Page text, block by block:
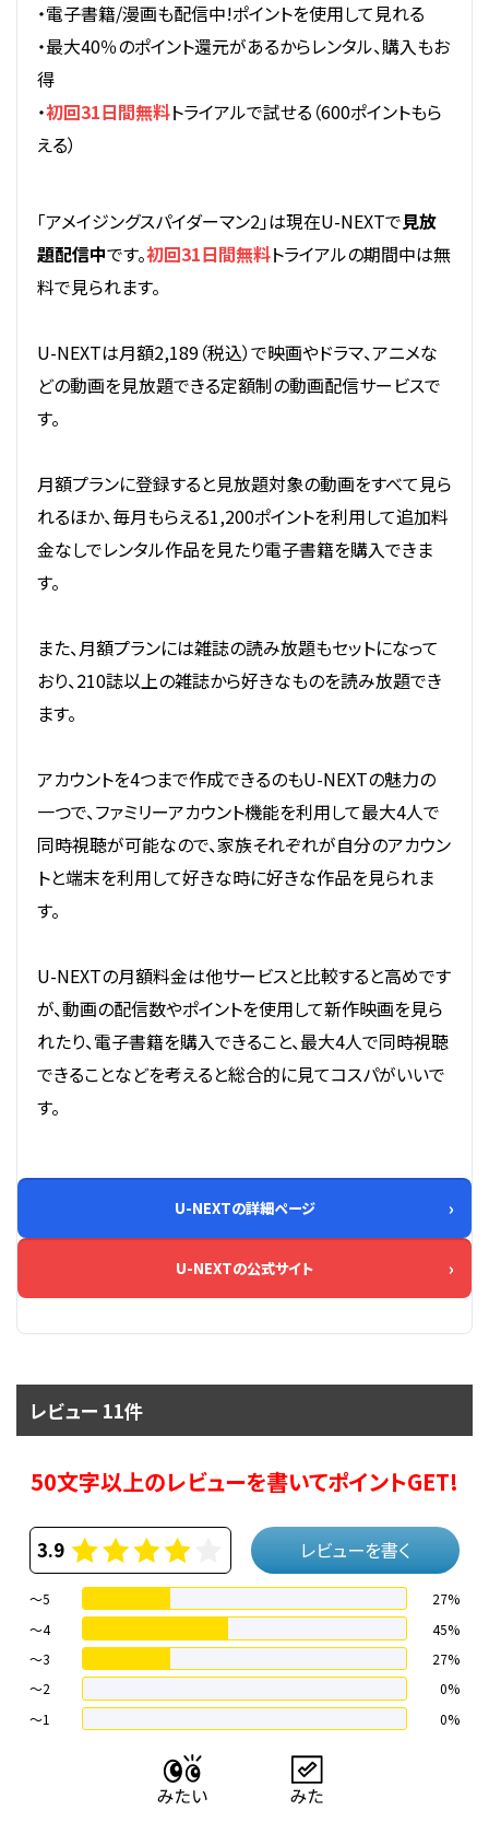
・電子書籍/漫画も配信中!ポイントを使用して見れる
・最大40％のポイント還元があるからレンタル、購入もお
得
・初回31日間無料トライアルで試せる（600ポイントもら
える）
「アメイジングスパイダーマン2」は現在U-NEXTで見放
題配信中です。初回31日間無料トライアルの期間中は無
料で見られます。
U-NEXTは月額2,189（税込）で映画やドラマ、アニメな
どの動画を見放題できる定額制の動画配信サービスで
す。
月額プランに登録すると見放題対象の動画をすべて見ら
れるほか、毎月もらえる1,200ポイントを利用して追加料
金なしでレンタル作品を見たり電子書籍を購入できま
す。
また、月額プランには雑誌の読み放題もセットになって
おり、210誌以上の雑誌から好きなものを読み放題でき
ます。
アカウントを4つまで作成できるのもU-NEXTの魅力の
一つで、ファミリーアカウント機能を利用して最大4人で
同時視聴が可能なので、家族それぞれが自分のアカウン
トと端末を利用して好きな時に好きな作品を見られま
す。
U-NEXTの月額料金は他サービスと比較すると高めです
が、動画の配信数やポイントを使用して新作映画を見ら
れたり、電子書籍を購入できること、最大4人で同時視聴
できることなどを考えると総合的に見てコスパがいいで
す。
U-NEXTの詳細ページ
U-NEXTの公式サイト
レビュー 11件
50文字以上のレビューを書いてポイントGET!
3.9 レビューを書く
～5
27%
～4
45%
〜3
27%
〜2
0%
〜1
0%